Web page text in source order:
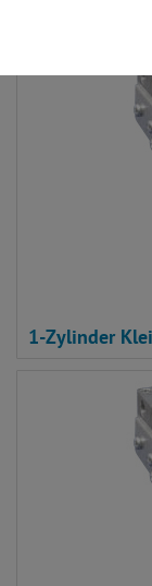
1-Zylinder